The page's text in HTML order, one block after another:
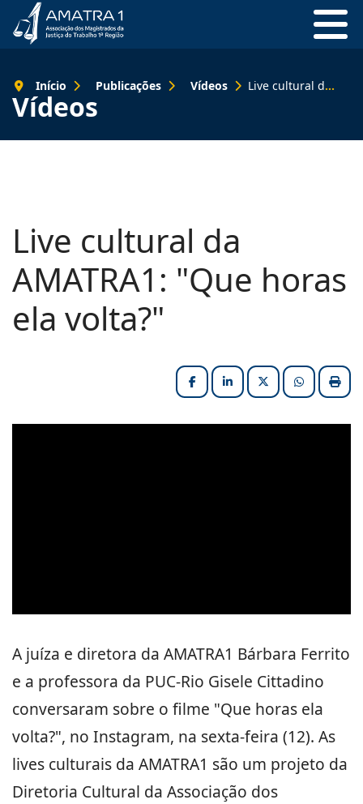
Vídeos
Início Publicações Vídeos Live cultural da AMATRA1: "Que horas ela volta?"
Live cultural da
AMATRA1: "Que horas
ela volta?"
FacebookLinkedInX (formerly
A juíza e diretora da AMATRA1 Bárbara Ferrito
e a professora da PUC-Rio Gisele Cittadino
conversaram sobre o filme "Que horas ela
volta?", no Instagram, na sexta-feira (12). As
lives culturais da AMATRA1 são um projeto da
Diretoria Cultural da Associação dos